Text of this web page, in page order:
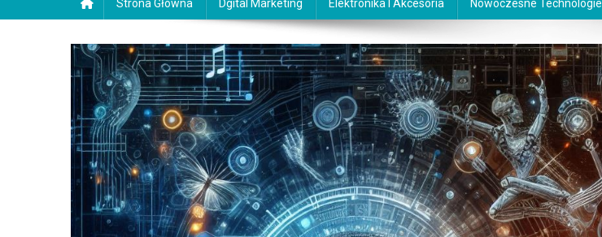
Strona Główna Dgital Marketing Elektronika I Akcesoria Nowoczesne Technologie